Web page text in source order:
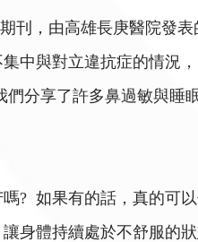
刊，由高雄長庚醫院發
中與對立違抗症的情況
分享了許多鼻過敏與睡
? 如果有的話，真的可
身體持續處於不舒服的